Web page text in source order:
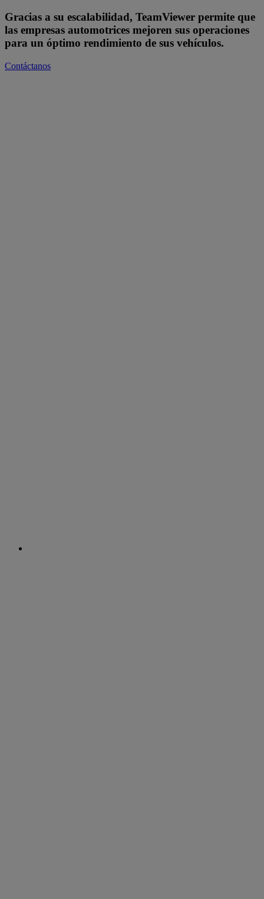
Gracias a su escalabilidad, TeamViewer permite que
las empresas automotrices mejoren sus operaciones
para un óptimo rendimiento de sus vehículos.
Contáctanos